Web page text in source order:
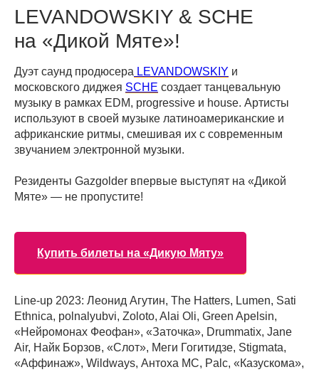
LEVANDOWSKIY & SCHE
на «Дикой Мяте»!
Дуэт саунд продюсера LEVANDOWSKIY и
московского диджея SCHE создает танцевальную
музыку в рамках EDM, progressive и house. Артисты
используют в своей музыке латиноамериканские и
африканские ритмы, смешивая их с современным
звучанием электронной музыки.
Резиденты Gazgolder впервые выступят на «Дикой
Мяте» — не пропустите!
Купить билеты на «Дикую Мяту»
Line-up 2023: Леонид Агутин, The Hatters, Lumen, Sati
Ethnica, polnalyubvi, Zoloto, Alai Oli, Green Apelsin,
«Нейромонах Феофан», «Заточка», Drummatix, Jane
Air, Найк Борзов, «Слот», Меги Гогитидзе, Stigmata,
«Аффинаж», Wildways, Антоха МС, Palc, «Казускома»,